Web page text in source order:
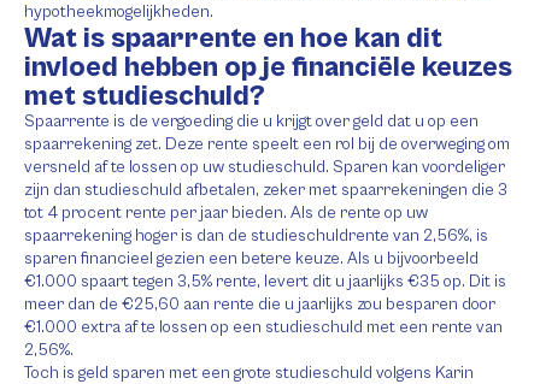
hypotheekmogelijkheden.
Wat is spaarrente en hoe kan dit
invloed hebben op je financiële keuzes
met studieschuld?
Spaarrente is de vergoeding die u krijgt over geld dat u op een
spaarrekening zet. Deze rente speelt een rol bij de overweging om
versneld af te lossen op uw studieschuld. Sparen kan voordeliger
zijn dan studieschuld afbetalen, zeker met spaarrekeningen die 3
tot 4 procent rente per jaar bieden. Als de rente op uw
spaarrekening hoger is dan de studieschuldrente van 2,56%, is
sparen financieel gezien een betere keuze. Als u bijvoorbeeld
€1.000 spaart tegen 3,5% rente, levert dit u jaarlijks €35 op. Dit is
meer dan de €25,60 aan rente die u jaarlijks zou besparen door
€1.000 extra af te lossen op een studieschuld met een rente van
2,56%.
Toch is geld sparen met een grote studieschuld volgens Karin